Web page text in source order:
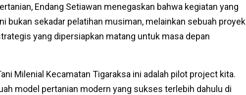
Endang Setiawan menegaskan bahwa kegiatan yang
bukan sekadar pelatihan musiman, melainkan sebuah proyek
yang dipersiapkan matang untuk masa depan
Milenial Kecamatan Tigaraksa ini adalah pilot project kita.
model pertanian modern yang sukses terlebih dahulu di